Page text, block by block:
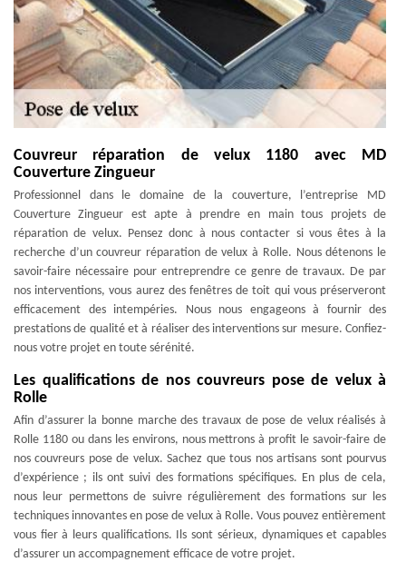
Couvreur réparation de velux 1180 avec MD
Couverture Zingueur
Professionnel dans le domaine de la couverture, l’entreprise MD
Couverture Zingueur est apte à prendre en main tous projets de
réparation de velux. Pensez donc à nous contacter si vous êtes à la
recherche d’un couvreur réparation de velux à Rolle. Nous détenons le
savoir-faire nécessaire pour entreprendre ce genre de travaux. De par
nos interventions, vous aurez des fenêtres de toit qui vous préserveront
efficacement des intempéries. Nous nous engageons à fournir des
prestations de qualité et à réaliser des interventions sur mesure. Confiez-
nous votre projet en toute sérénité.
Les qualifications de nos couvreurs pose de velux à
Rolle
Afin d’assurer la bonne marche des travaux de pose de velux réalisés à
Rolle 1180 ou dans les environs, nous mettrons à profit le savoir-faire de
nos couvreurs pose de velux. Sachez que tous nos artisans sont pourvus
d’expérience ; ils ont suivi des formations spécifiques. En plus de cela,
nous leur permettons de suivre régulièrement des formations sur les
techniques innovantes en pose de velux à Rolle. Vous pouvez entièrement
vous fier à leurs qualifications. Ils sont sérieux, dynamiques et capables
d’assurer un accompagnement efficace de votre projet.